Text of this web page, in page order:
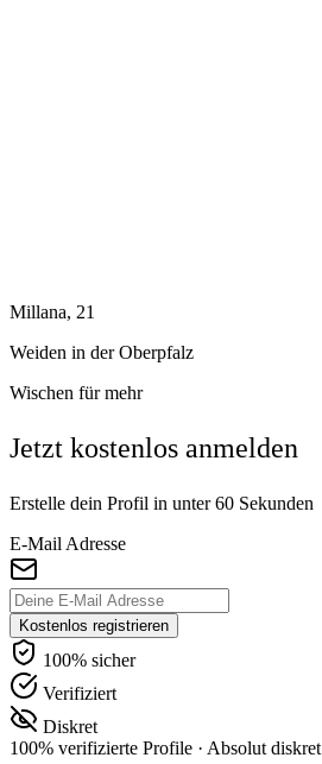
Millana, 21
Weiden in der Oberpfalz
Wischen für mehr
Jetzt kostenlos anmelden
Erstelle dein Profil in unter 60 Sekunden
E-Mail Adresse
Kostenlos registrieren
100% sicher
Verifiziert
Diskret
100% verifizierte Profile · Absolut diskret